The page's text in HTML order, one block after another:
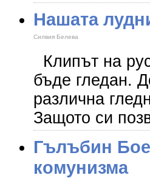
Нашата
Силвия Белева
Клипът на
бъде гледан.
различна
Защото си
Гълъбин
комунизма